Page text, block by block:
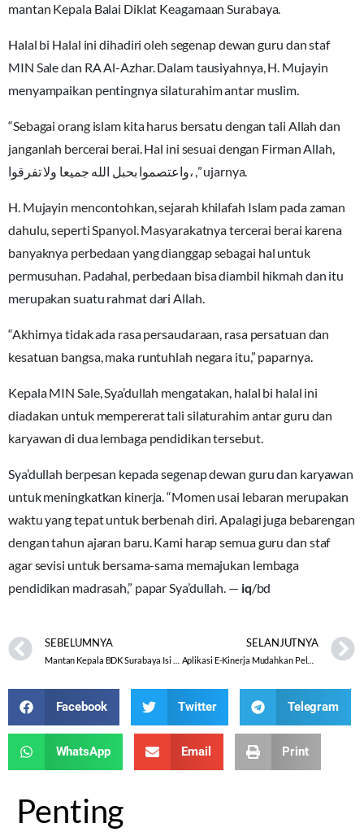
mantan Kepala Balai Diklat Keagamaan Surabaya.
Halal bi Halal ini dihadiri oleh segenap dewan guru dan staf
MIN Sale dan RA Al-Azhar. Dalam tausiyahnya, H. Mujayin
menyampaikan pentingnya silaturahim antar muslim.
“Sebagai orang islam kita harus bersatu dengan tali Allah dan
janganlah bercerai berai. Hal ini sesuai dengan Firman Allah,
واعتصموا بحبل الله جميعا ولا تفرقوا، ,” ujarnya.
H. Mujayin mencontohkan, sejarah khilafah Islam pada zaman
dahulu, seperti Spanyol. Masyarakatnya tercerai berai karena
banyaknya perbedaan yang dianggap sebagai hal untuk
permusuhan. Padahal, perbedaan bisa diambil hikmah dan itu
merupakan suatu rahmat dari Allah.
“Akhirnya tidak ada rasa persaudaraan, rasa persatuan dan
kesatuan bangsa, maka runtuhlah negara itu,” paparnya.
Kepala MIN Sale, Sya’dullah mengatakan, halal bi halal ini
diadakan untuk mempererat tali silaturahim antar guru dan
karyawan di dua lembaga pendidikan tersebut.
Sya’dullah berpesan kepada segenap dewan guru dan karyawan
untuk meningkatkan kinerja. “Momen usai lebaran merupakan
waktu yang tepat untuk berbenah diri. Apalagi juga bebarengan
dengan tahun ajaran baru. Kami harap semua guru dan staf
agar sevisi untuk bersama-sama memajukan lembaga
pendidikan madrasah,” papar Sya’dullah. — iq/bd
SEBELUMNYA SELANJUTNYA
Facebook Twitter Telegram
WhatsApp Email Print
Penting